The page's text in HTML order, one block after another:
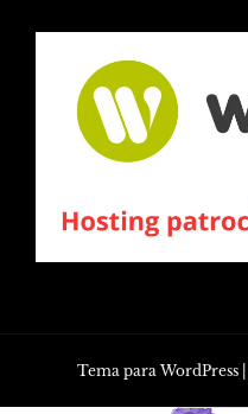
Tema para WordPress